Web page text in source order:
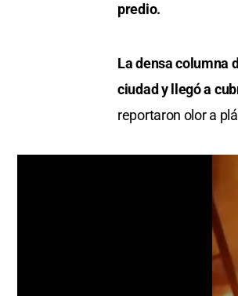
predio.
La densa columna
ciudad y llegó a
reportaron olor a